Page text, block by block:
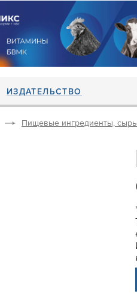
ИЗДАТЕЛЬСТВО
Пищевые ингредиенты,